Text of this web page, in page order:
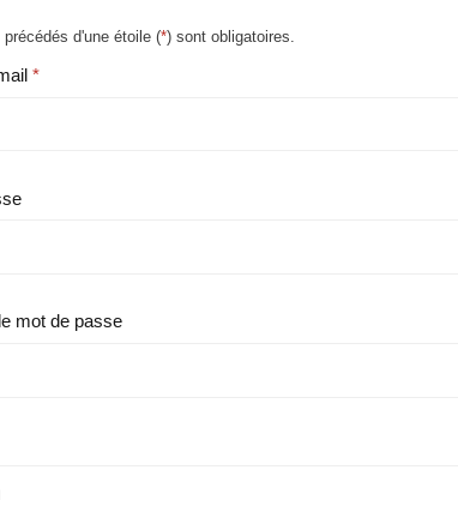
d'une étoile (*) sont obligatoires.
mot de passe